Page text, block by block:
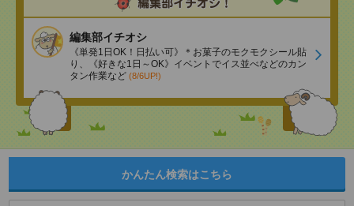
編集部イチオシ
《単発1日OK！日払い可》＊お菓子のモクモクシール貼
り、《好きな1日～OK》イベントでイス並べなどのカン
タン作業など (8/6UP!)
かんたん検索はこちら